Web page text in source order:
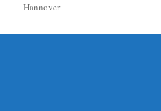
Hannover